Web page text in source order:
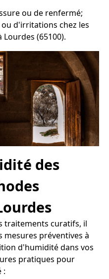
ou de renfermé;
d'irritations chez les
(65100).
des
traitements curatifs, il
mesures préventives à
d'humidité dans vos
pratiques pour
: